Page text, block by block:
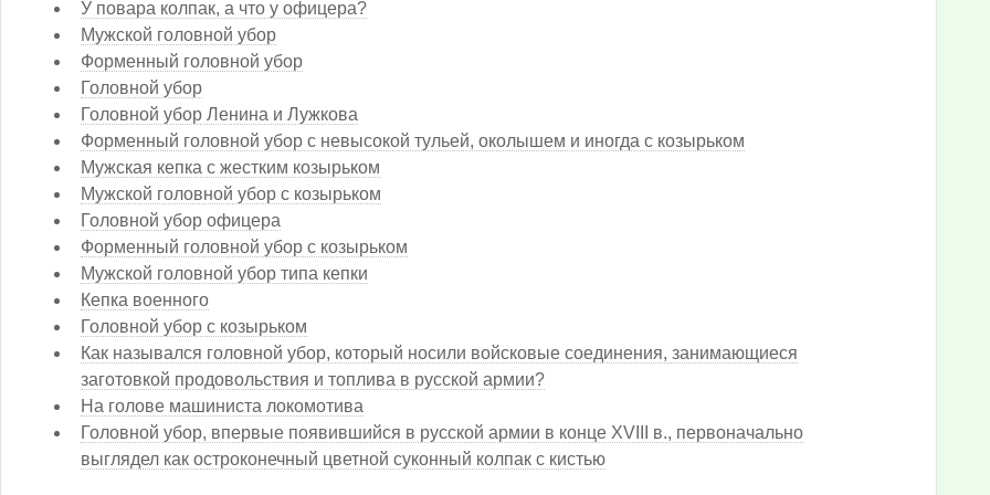
У повара колпак, а что у офицера?
Мужской головной убор
Форменный головной убор
Головной убор
Головной убор Ленина и Лужкова
Форменный головной убор с невысокой тульей, околышем и иногда с козырьком
Мужская кепка с жестким козырьком
Мужской головной убор с козырьком
Головной убор офицера
Форменный головной убор с козырьком
Мужской головной убор типа кепки
Кепка военного
Головной убор с козырьком
Как назывался головной убор, который носили войсковые соединения, занимающиеся
заготовкой продовольствия и топлива в русской армии?
На голове машиниста локомотива
Головной убор, впервые появившийся в русской армии в конце XVIII в., первоначально
выглядел как остроконечный цветной суконный колпак с кистью